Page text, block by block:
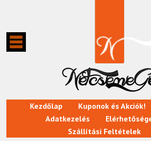
Kezdőlap Kuponok és Akciók!
Adatkezelés
Szállítási Feltételek